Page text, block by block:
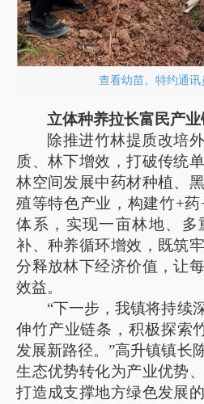
查看幼苗。特约通
立体种养拉长富民产业
除推进竹林提质改培
质、林下增效，打破传统
林空间发展中药材种植、
殖等特色产业，构建竹+
体系，实现一亩林地、多
补、种养循环增效，既筑
分释放林下经济价值，让
效益。
“下一步，我镇将持续
伸竹产业链条，积极探索
发展新路径。”高升镇镇长
生态优势转化为产业优势
打造成支撑地方绿色发展